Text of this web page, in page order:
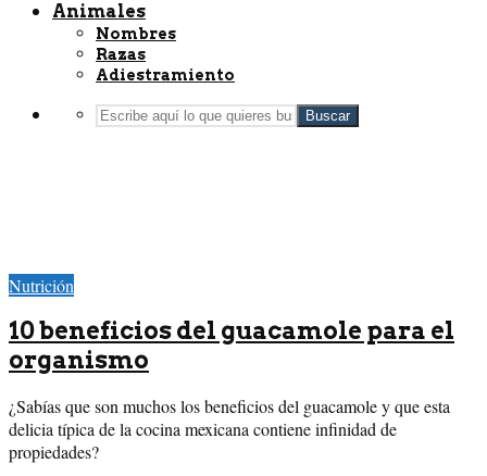
Animales
Nombres
Razas
Adiestramiento
Buscar
Nutrición
10 beneficios del guacamole para el
organismo
¿Sabías que son muchos los beneficios del guacamole y que esta
delicia típica de la cocina mexicana contiene infinidad de
propiedades?